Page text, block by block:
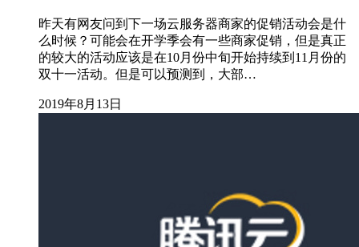
昨天有网友问到下一场云服务器商家的促销活动会是什
么时候？可能会在开学季会有一些商家促销，但是真正
的较大的活动应该是在10月份中旬开始持续到11月份的
双十一活动。但是可以预测到，大部…
2019年8月13日